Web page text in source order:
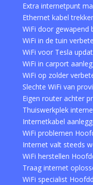
Extra internetpunt
Ethernet kabel
WiFi door gewapend
WiFi in de tuin
WiFi voor Tesla
WiFi in carport
WiFi op zolder
Slechte WiFi van
Eigen router achter
Thuiswerkplek
Internetkabel
WiFi problemen
Internet valt steeds
WiFi herstellen
Traag internet
WiFi specialist